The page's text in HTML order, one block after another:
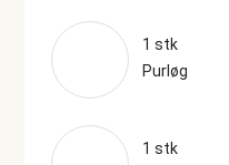
1 stk
Purløg
1 stk